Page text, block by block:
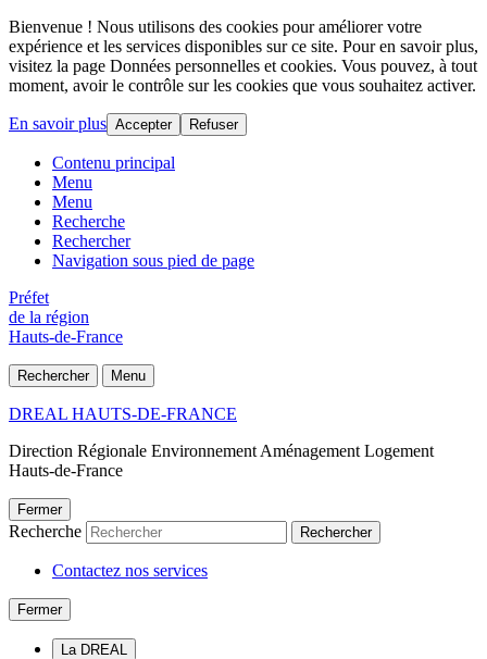
Bienvenue ! Nous utilisons des cookies pour améliorer votre
expérience et les services disponibles sur ce site. Pour en savoir plus,
visitez la page Données personnelles et cookies. Vous pouvez, à tout
moment, avoir le contrôle sur les cookies que vous souhaitez activer.
En savoir plus Accepter Refuser
Contenu principal
Menu
Menu
Recherche
Rechercher
Navigation sous pied de page
Préfet
de la région
Hauts-de-France
Rechercher Menu
DREAL HAUTS-DE-FRANCE
Direction Régionale Environnement Aménagement Logement
Hauts-de-France
Fermer
Recherche Rechercher
Contactez nos services
Fermer
La DREAL